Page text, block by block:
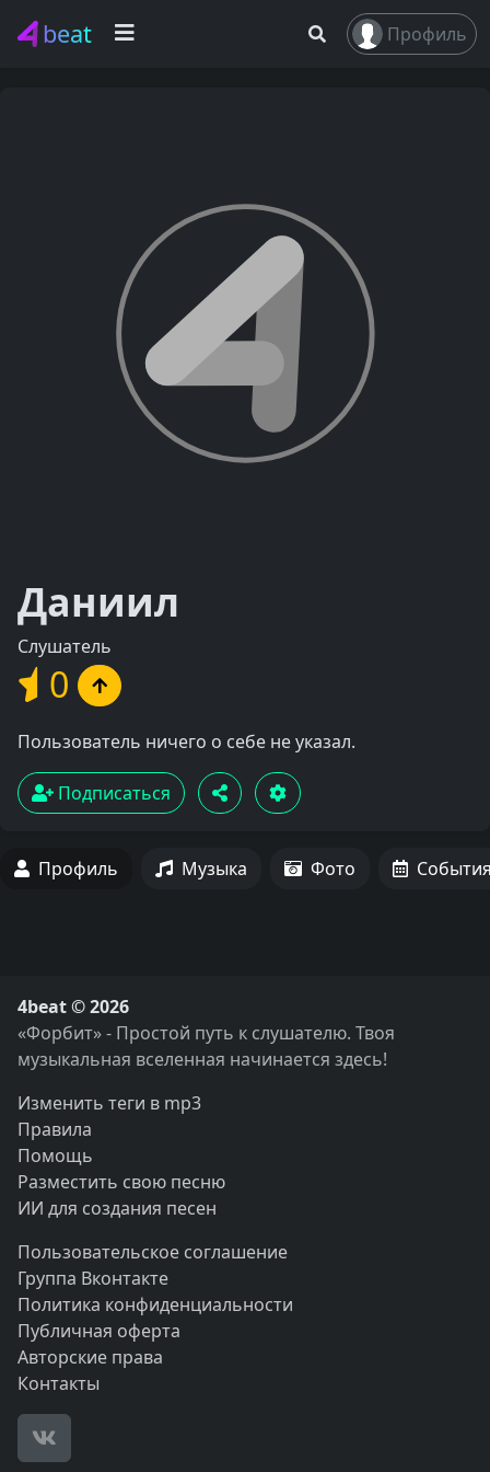
beat Профиль
Даниил
Слушатель
0
Пользователь ничего о себе не указал.
Подписаться
Профиль Музыка Фото
4beat © 2026
«Форбит» - Простой путь к слушателю. Твоя
музыкальная вселенная начинается здесь!
Изменить теги в mp3
Правила
Помощь
Разместить свою песню
ИИ для создания песен
Пользовательское соглашение
Группа Вконтакте
Политика конфиденциальности
Публичная оферта
Авторские права
Контакты